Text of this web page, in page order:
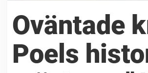
Oväntade
Poels